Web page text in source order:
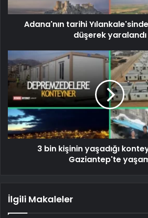
Adana'nın tarihi
düşerek yaralandı
3 bin kişinin yaşadığı
Gaziantep'te
İlgili Makaleler